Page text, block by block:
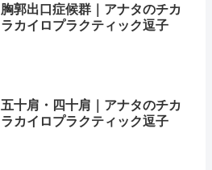
胸郭出口症候群｜アナタのチカ
ラカイロプラクティック逗子
五十肩・四十肩｜アナタのチカ
ラカイロプラクティック逗子